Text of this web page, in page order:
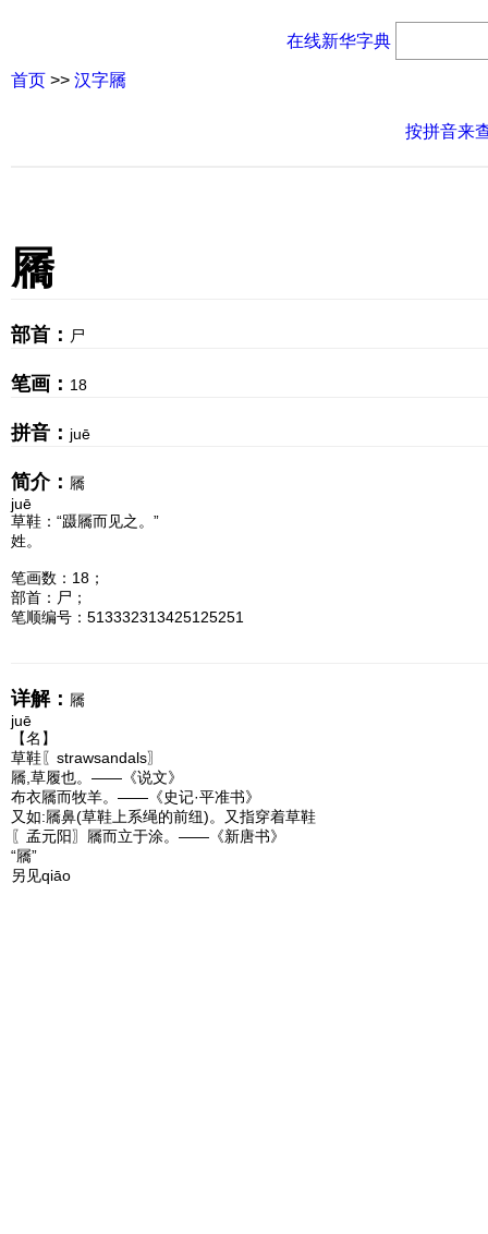
在线新华字典
首页 >> 汉字屩
按拼音来
屩
部首： 尸
笔画： 18
拼音： juē
简介： 屩
juē
草鞋：“蹑屩而见之。”
姓。
笔画数：18；
部首：尸；
笔顺编号：513332313425125251
详解： 屩
juē
【名】
草鞋〖strawsandals〗
屩,草履也。——《说文》
布衣屩而牧羊。——《史记·平准书》
又如:屩鼻(草鞋上系绳的前纽)。又指穿着草鞋
〖孟元阳〗屩而立于涂。——《新唐书》
“屩”
另见qiāo